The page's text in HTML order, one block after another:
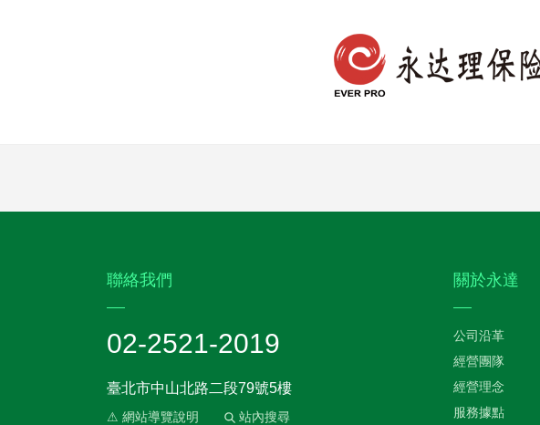
聯絡我們
02-2521-2019
臺北市中山北路二段79號5樓
⚠ 網站導覽說明
站內搜尋
關於永達
公司沿革
經營團隊
經營理念
服務據點